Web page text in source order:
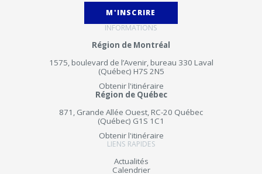
M'INSCRIRE
INFORMATIONS
Région de Montréal
1575, boulevard de l’Avenir, bureau 330 Laval
(Québec) H7S 2N5
Obtenir l'itinéraire
Région de Québec
871, Grande Allée Ouest, RC-20 Québec
(Québec) G1S 1C1
Obtenir l'itinéraire
LIENS RAPIDES
Actualités
Calendrier